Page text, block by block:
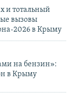
и тотальный
вызовы
2026 в Крыму
на бензин»:
в Крыму